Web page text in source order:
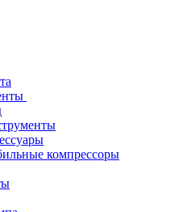
компрессоры